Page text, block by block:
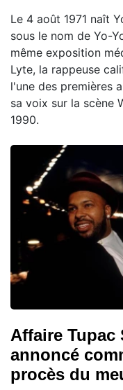
Le 4 août 1971 naît
sous le nom de Yo-
même exposition
Lyte, la rappeuse
l'une des premières
sa voix sur la scène
1990.
Affaire
annoncé
procès du